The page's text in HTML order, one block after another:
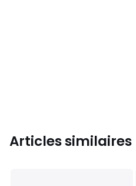
Articles similaires